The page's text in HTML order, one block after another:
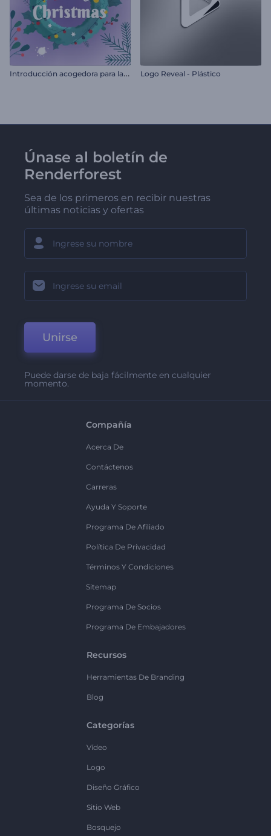
I
ntroducción acogedora para la Nochevieja Logo Reveal - Plástico
Únase al boletín de
Renderforest
Sea de los primeros en recibir nuestras
últimas noticias y ofertas
Unirse
Puede darse de baja fácilmente en cualquier
momento.
Compañía
Acerca De
Contáctenos
Carreras
Ayuda Y Soporte
Programa De Afiliado
Política De Privacidad
Términos Y Condiciones
Sitemap
Programa De Socios
Programa De Embajadores
Recursos
Herramientas De Branding
Blog
Categorías
Vídeo
Logo
Diseño Gráfico
Sitio Web
Bosquejo